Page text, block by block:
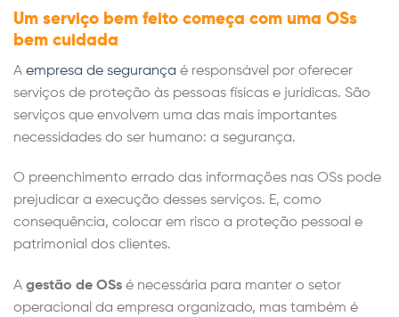
Um serviço bem feito começa com uma OSs
bem cuidada
A empresa de segurança é responsável por oferecer
serviços de proteção às pessoas físicas e jurídicas. São
serviços que envolvem uma das mais importantes
necessidades do ser humano: a segurança.
O preenchimento errado das informações nas OSs pode
prejudicar a execução desses serviços. E, como
consequência, colocar em risco a proteção pessoal e
patrimonial dos clientes.
A gestão de OSs é necessária para manter o setor
operacional da empresa organizado, mas também é